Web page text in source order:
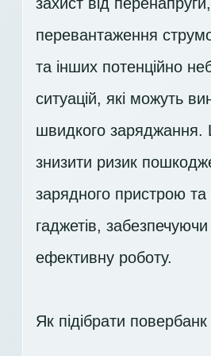
захист від перенапруги,
перевантаження
та інших потенційно
ситуацій, які можуть
швидкого заряджання.
знизити ризик
зарядного пристрою та
гаджетів,
ефективну роботу.
Як підібрати